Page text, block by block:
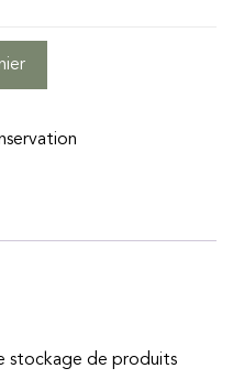
stockage de produits